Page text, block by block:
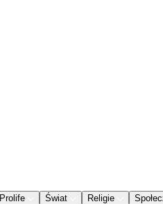
Prolife Świat Religie